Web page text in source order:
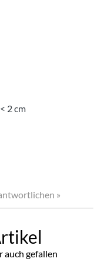
2 cm
»
auch gefallen